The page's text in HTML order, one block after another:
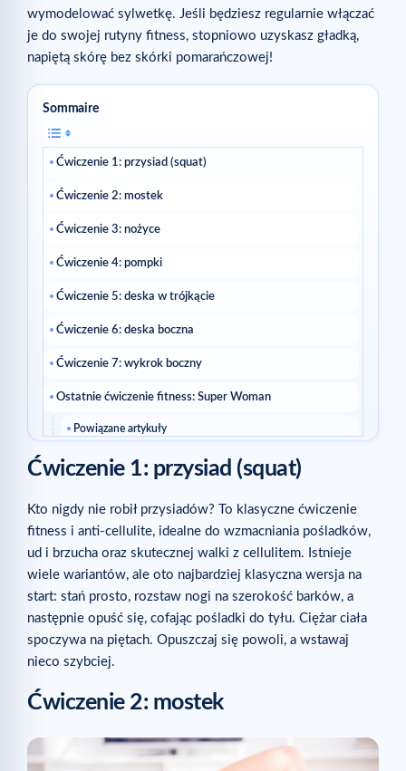
wymodelować sylwetkę. Jeśli będziesz regularnie włączać
je do swojej rutyny fitness, stopniowo uzyskasz gładką,
napiętą skórę bez skórki pomarańczowej!
Sommaire
Ćwiczenie 1: przysiad (squat)
Ćwiczenie 2: mostek
Ćwiczenie 3: nożyce
Ćwiczenie 4: pompki
Ćwiczenie 5: deska w trójkącie
Ćwiczenie 6: deska boczna
Ćwiczenie 7: wykrok boczny
Ostatnie ćwiczenie fitness: Super Woman
Powiązane artykuły
Ćwiczenie 1: przysiad (squat)
Kto nigdy nie robił przysiadów? To klasyczne ćwiczenie
fitness i anti-cellulite, idealne do wzmacniania pośladków,
ud i brzucha oraz skutecznej walki z cellulitem. Istnieje
wiele wariantów, ale oto najbardziej klasyczna wersja na
start: stań prosto, rozstaw nogi na szerokość barków, a
następnie opuść się, cofając pośladki do tyłu. Ciężar ciała
spoczywa na piętach. Opuszczaj się powoli, a wstawaj
nieco szybciej.
Ćwiczenie 2: mostek